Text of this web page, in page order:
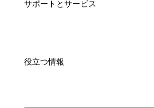
サポートとサービス
役立つ情報